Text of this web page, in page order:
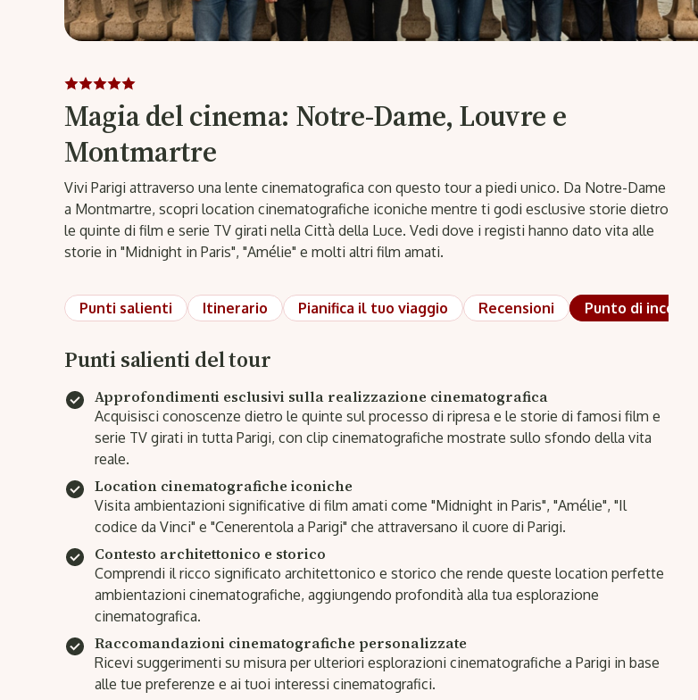
Magia del cinema: Notre-Dame, Louvre e
Montmartre
Vivi Parigi attraverso una lente cinematografica con questo tour a piedi unico. Da Notre-Dame
a Montmartre, scopri location cinematografiche iconiche mentre ti godi esclusive storie dietro
le quinte di film e serie TV girati nella Città della Luce. Vedi dove i registi hanno dato vita alle
storie in "Midnight in Paris", "Amélie" e molti altri film amati.
Punti salienti Itinerario Pianifica il tuo viaggio Recensioni Punto di incontro
Punti salienti del tour
Approfondimenti esclusivi sulla realizzazione cinematografica
Acquisisci conoscenze dietro le quinte sul processo di ripresa e le storie di famosi film e
serie TV girati in tutta Parigi, con clip cinematografiche mostrate sullo sfondo della vita
reale.
Location cinematografiche iconiche
Visita ambientazioni significative di film amati come "Midnight in Paris", "Amélie", "Il
codice da Vinci" e "Cenerentola a Parigi" che attraversano il cuore di Parigi.
Contesto architettonico e storico
Comprendi il ricco significato architettonico e storico che rende queste location perfette
ambientazioni cinematografiche, aggiungendo profondità alla tua esplorazione
cinematografica.
Raccomandazioni cinematografiche personalizzate
Ricevi suggerimenti su misura per ulteriori esplorazioni cinematografiche a Parigi in base
alle tue preferenze e ai tuoi interessi cinematografici.